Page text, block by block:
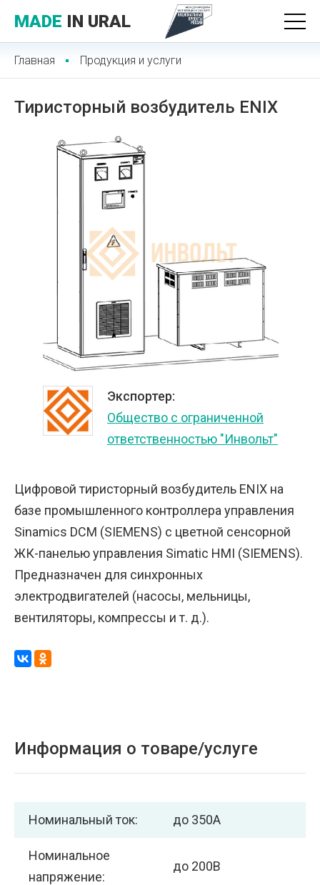
MADE IN URAL
Главная Продукция и услуги
Тиристорный возбудитель ENIX
Экспортер:
Общество с ограниченной
ответственностью "Инвольт"
Цифровой тиристорный возбудитель ENIX на
базе промышленного контроллера управления
Sinamics DCM (SIEMENS) с цветной сенсорной
ЖК-панелью управления Simatic HMI (SIEMENS).
Предназначен для синхронных
электродвигателей (насосы, мельницы,
вентиляторы, компрессы и т. д.).
Информация о товаре/услуге
Номинальный ток: до 350А
Номинальное
напряжение:
до 200В